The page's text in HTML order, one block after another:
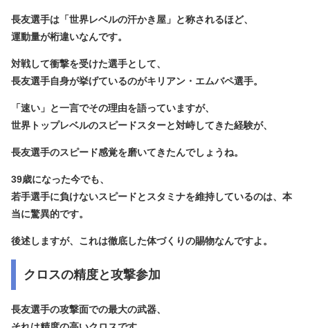
長友選手は「世界レベルの汗かき屋」と称されるほど、
運動量が桁違いなんです。
対戦して衝撃を受けた選手として、
長友選手自身が挙げているのがキリアン・エムバペ選手。
「速い」と一言でその理由を語っていますが、
世界トップレベルのスピードスターと対峙してきた経験が、
長友選手のスピード感覚を磨いてきたんでしょうね。
39歳になった今でも、
若手選手に負けないスピードとスタミナを維持しているのは、本
当に驚異的です。
後述しますが、これは徹底した体づくりの賜物なんですよ。
クロスの精度と攻撃参加
長友選手の攻撃面での最大の武器、